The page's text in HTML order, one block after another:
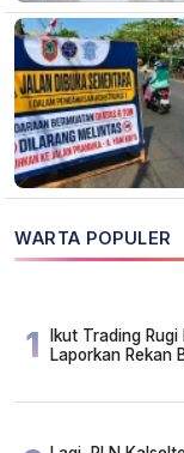
WARTA POPULER
1
Ikut Trading
Laporkan Rekan